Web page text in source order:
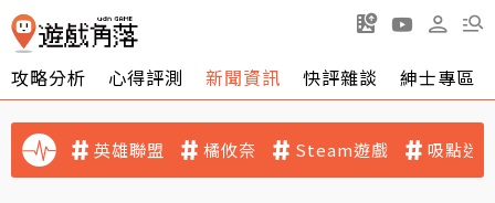
攻略分析 心得評測 新聞資訊 快評雜談 紳士專區
英雄聯盟 橘攸奈 Steam遊戲 吸點迷